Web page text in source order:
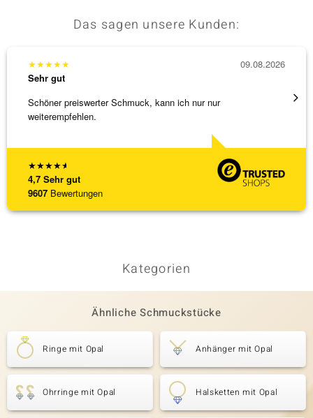
Das sagen unsere Kunden:
★★★★★
4,7 Sehr gut
9607 Bewertungen
★★★★★
Sehr gut
Schöner preiswerter Schmuck, kann ich nur nur
weiterempfehlen.
09.08.2026
Kategorien
Ähnliche Schmuckstücke
Ringe mit Opal Anhänger mit Opal
Ohrringe mit Opal Halsketten mit Opal